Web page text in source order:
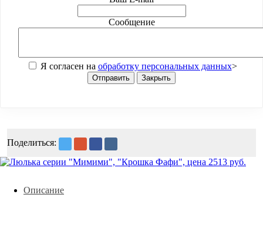
Сообщение
Я согласен на обработку персональных данных>
Отправить Закрыть
Поделиться:
Описание